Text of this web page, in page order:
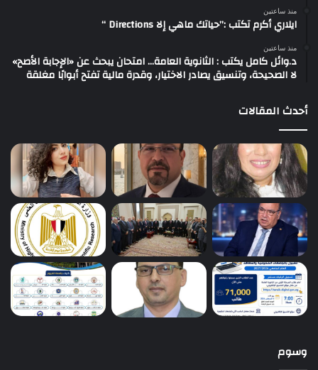
منذ ساعتين
ايلاري أكرم تكتب :”حياتك ماهي إلا Directions “
منذ ساعتين
د.وائل كامل يكتب : الثانوية العامة… امتحان يبحث عن «الإجابة الأصح»
لا الصحيحة، وتنسيق يصادر الاختيار، وقدرة مالية تفتح أبوابًا مغلقة
أحدث المقالات
وسوم